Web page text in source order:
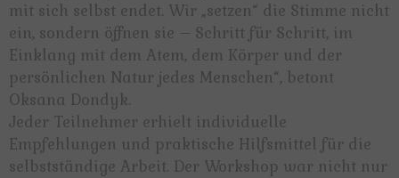
mit sich selbst endet. Wir „setzen“ die Stimme nicht
ein, sondern öffnen sie – Schritt für Schritt, im
Einklang mit dem Atem, dem Körper und der
persönlichen Natur jedes Menschen“, betont
Oksana Dondyk.
Jeder Teilnehmer erhielt individuelle
Empfehlungen und praktische Hilfsmittel für die
selbstständige Arbeit. Der Workshop war nicht nur